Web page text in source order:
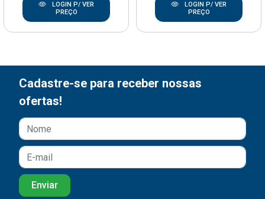
LOGIN P/ VER
PREÇO
LOGIN P/ VER
PREÇO
Cadastre-se para receber nossas
ofertas!